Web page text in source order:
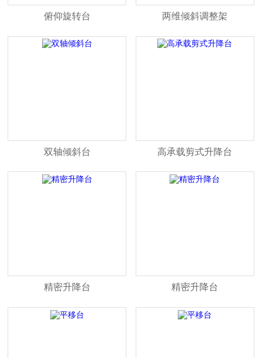
俯仰旋转台 两维倾斜调整架
双轴倾斜台 高承载剪式升降台
精密升降台 精密升降台